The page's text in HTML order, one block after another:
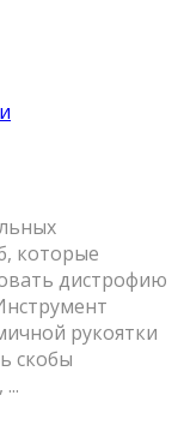
которые
дистрофию
рукоятки
скобы